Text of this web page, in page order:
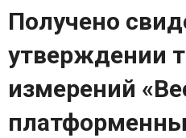
Получено
утверждении
измерений